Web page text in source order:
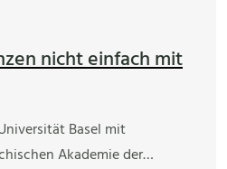
nicht einfach mit
Basel mit
Akademie der…